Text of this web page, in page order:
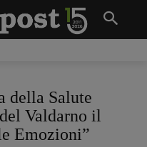
della Salute
Valdarno il
Emozioni”